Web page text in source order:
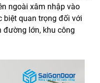
ngoài xâm nhập vào
biệt quan trọng đối với
đường lớn, khu công